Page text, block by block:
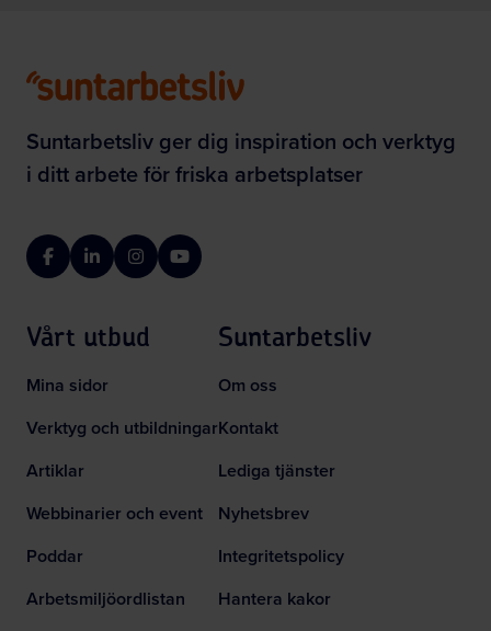
Suntarbetsliv ger dig inspiration och verktyg
i ditt arbete för friska arbetsplatser
FacebookLinkedInInstagramYouTube
Vårt utbud
Mina sidor
Verktyg och utbildningar
Artiklar
Webbinarier och event
Poddar
Arbetsmiljöordlistan
Suntarbetsliv
Om oss
Kontakt
Lediga tjänster
Nyhetsbrev
Integritetspolicy
Hantera kakor